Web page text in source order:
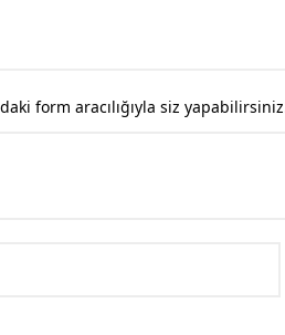
form aracılığıyla siz